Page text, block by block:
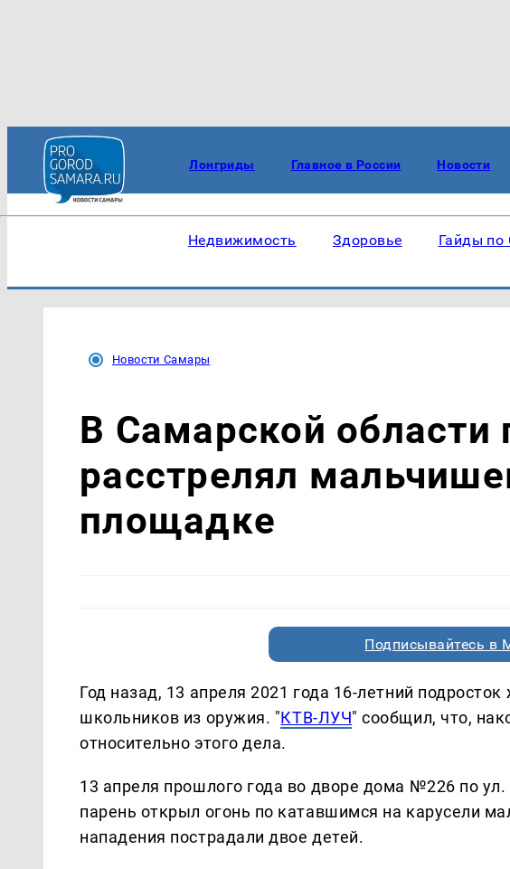
Лонгриды Главное в России Новости
Недвижимость Здоровье Гайды по
Новости Самары
В Самарской области
расстрелял
площадке
Подписывайтесь в
Год назад, 13 апреля 2021 года 16-летний
школьников из оружия. "КТВ-ЛУЧ" сообщил, что,
относительно этого дела.
13 апреля прошлого года во дворе дома №226 по
парень открыл огонь по катавшимся на карусели
нападения пострадали двое детей.